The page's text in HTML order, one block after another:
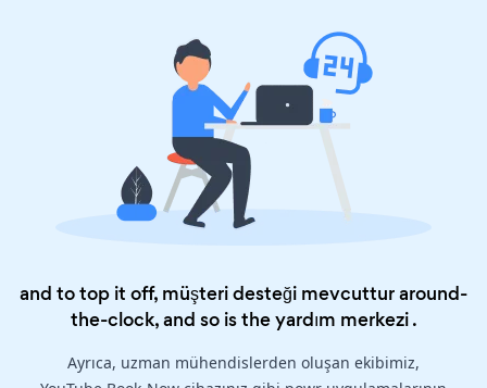
and to top it off, müşteri desteği mevcuttur around-
the-clock, and so is theyardım merkezi.
Ayrıca, uzman mühendislerden oluşan ekibimiz,